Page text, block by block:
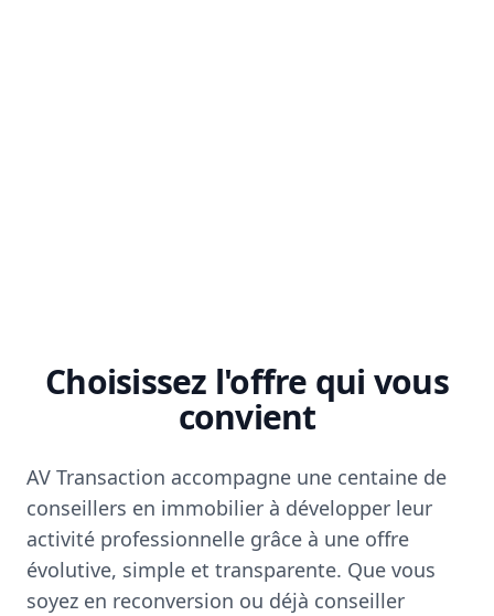
Choisissez l'offre qui vous
convient
AV Transaction accompagne une centaine de
conseillers en immobilier à développer leur
activité professionnelle grâce à une offre
évolutive, simple et transparente. Que vous
soyez en reconversion ou déjà conseiller